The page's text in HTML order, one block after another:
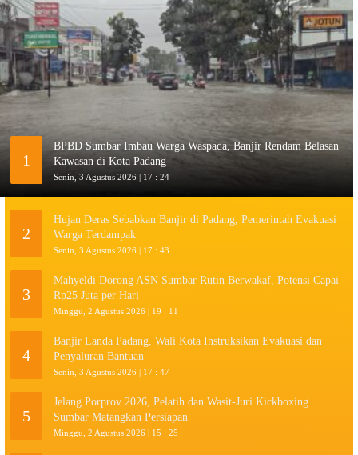
1
BPBD Sumbar Imbau Warga Waspada, Banjir Rendam Belasan
Kawasan di Kota Padang
Senin, 3 Agustus 2026 | 17 : 24
2
Hujan Deras Sebabkan Banjir di Padang, Pemerintah Evakuasi
Warga Terdampak
Senin, 3 Agustus 2026 | 17 : 43
3
Mahyeldi Dorong ASN Sumbar Rutin Berwakaf, Potensi Capai
Rp25 Juta per Hari
Minggu, 2 Agustus 2026 | 19 : 11
4
Banjir Landa Padang, Wali Kota Instruksikan Evakuasi dan
Penyaluran Bantuan
Senin, 3 Agustus 2026 | 17 : 47
5
Jelang Porprov 2026, Pelatih dan Wasit-Juri Kickboxing
Sumbar Matangkan Persiapan
Minggu, 2 Agustus 2026 | 15 : 25